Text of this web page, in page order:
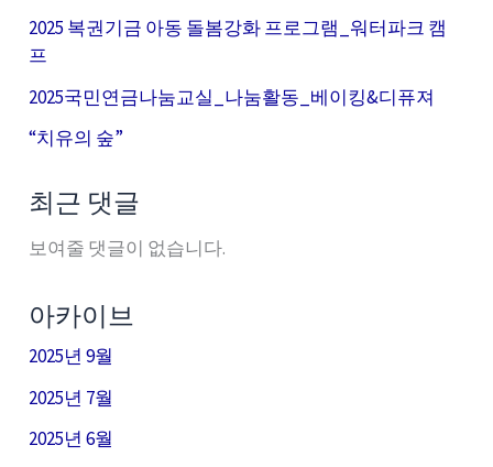
2025 복권기금 아동 돌봄강화 프로그램_워터파크 캠
프
2025국민연금나눔교실_나눔활동_베이킹&디퓨져
“치유의 숲”
최근 댓글
보여줄 댓글이 없습니다.
아카이브
2025년 9월
2025년 7월
2025년 6월